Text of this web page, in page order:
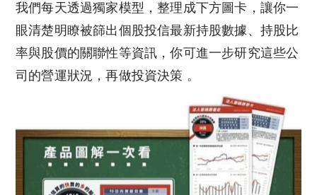
我們每天透過獨家模型，整理成下方圖卡，讓你一
眼清楚明瞭被篩出個股投信最新持股數據、持股比
率與股價的關聯性等資訊，你可進一步研究這些公
司的營運狀況，再做投資決策 。